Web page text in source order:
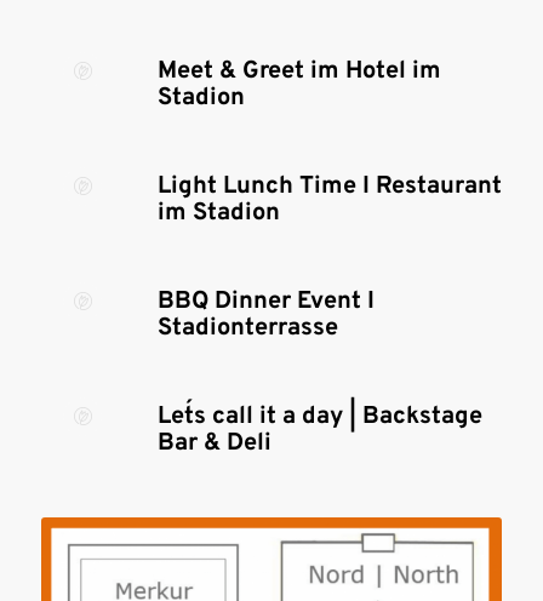
Meet & Greet im Hotel im
Stadion
Light Lunch Time I Restaurant
im Stadion
BBQ Dinner Event I
Stadionterrasse
Let´s call it a day | Backstage
Bar & Deli